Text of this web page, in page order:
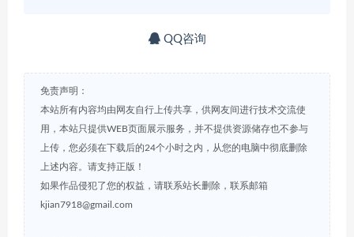
QQ咨询
免责声明：
本站所有内容均由网友自行上传共享，供网友间进行技术交流使
用，本站只提供WEB页面展示服务，并不提供资源储存也不参与
上传，您必须在下载后的24个小时之内，从您的电脑中彻底删除
上述内容。请支持正版！
如果作品侵犯了您的权益，请联系站长删除，联系邮箱
kjian7918@gmail.com